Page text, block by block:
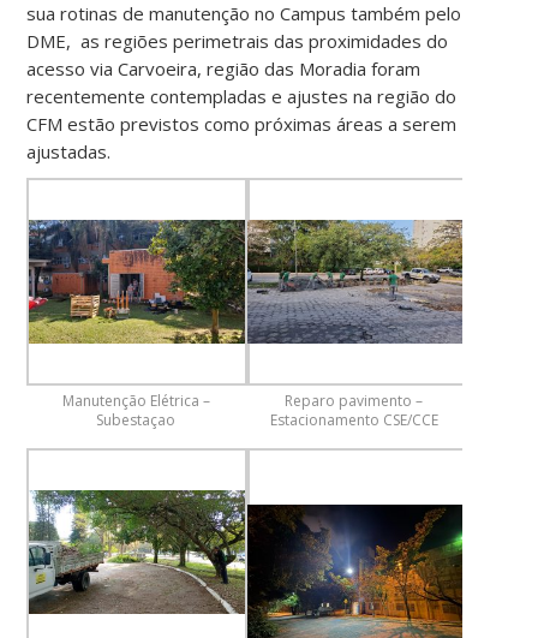
sua rotinas de manutenção no Campus também pelo
DME, as regiões perimetrais das proximidades do
acesso via Carvoeira, região das Moradia foram
recentemente contempladas e ajustes na região do
CFM estão previstos como próximas áreas a serem
ajustadas.
Manutenção Elétrica –
Subestaçao
Reparo pavimento –
Estacionamento CSE/CCE